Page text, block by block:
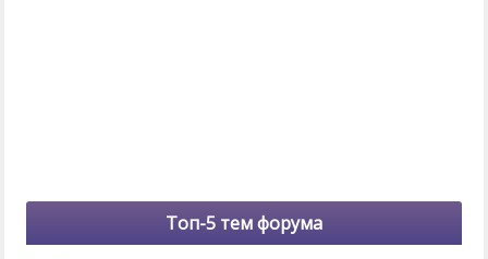
Топ-5 тем форума